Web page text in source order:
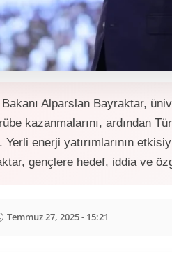
Alparslan Bayraktar,
kazanmalarını, ardından
enerji yatırımlarının
gençlere hedef, iddia ve
Temmuz 27, 2025 - 15:21